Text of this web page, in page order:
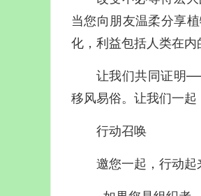
当您向朋友温柔分享
化，利益包括人类在内
让我们共同证明
移风易俗。 让我们一起
行动召唤
邀您一起，行动起